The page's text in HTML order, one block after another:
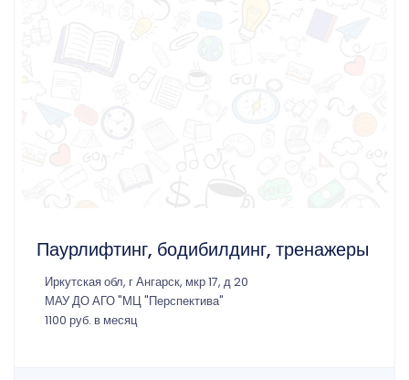
Паурлифтинг, бодибилдинг, тренажеры
Иркутская обл, г Ангарск, мкр 17, д 20
МАУ ДО АГО "МЦ "Перспектива"
1100 руб. в месяц